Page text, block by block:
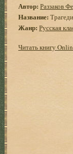
Автор: Раззаков
Название:
Жанр: Русская
Читать книгу